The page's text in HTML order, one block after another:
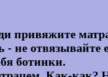
привяжите
- не отвязывайте
ботинки.